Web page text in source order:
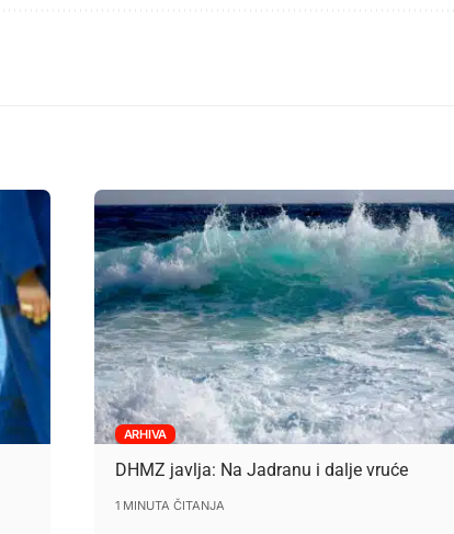
ARHIVA
DHMZ javlja: Na Jadranu i dalje vruće
1 MINUTA ČITANJA